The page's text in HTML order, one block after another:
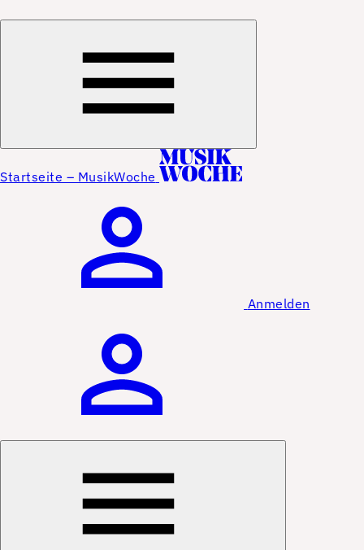
Startseite – MusikWoche
Anmelden